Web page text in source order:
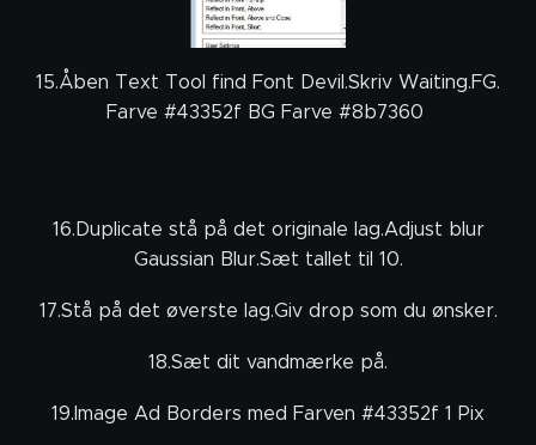
15.Åben Text Tool find Font Devil.Skriv Waiting.FG.
Farve #43352f BG Farve #8b7360
16.Duplicate stå på det originale lag.Adjust blur
Gaussian Blur.Sæt tallet til 10.
17.Stå på det øverste lag.Giv drop som du ønsker.
18.Sæt dit vandmærke på.
19.Image Ad Borders med Farven #43352f 1 Pix